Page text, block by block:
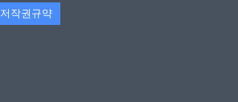
저작권규약